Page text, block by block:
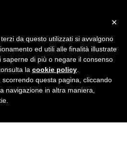
×
da questo utilizzati si avvalgono
ed utili alle finalità illustrate
saperne di più o negare il consenso
la cookie policy
questa pagina, cliccando
navigazione in altra maniera,